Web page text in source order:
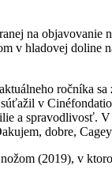
na objavovanie
v hladovej doline
ročníka
v
a spravodlivosť.
dobre,
(2019), v